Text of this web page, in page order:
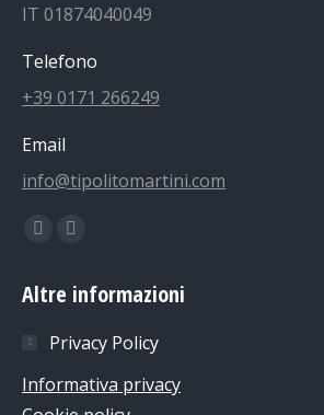
IT 01874040049
Telefono
+39 0171 266249
Email
info@tipolitomartini.com
Find us on:
Facebook
opens
new
window
Instagram
opens
new
window
Altre informazioni
Privacy Policy
Informativa privacy